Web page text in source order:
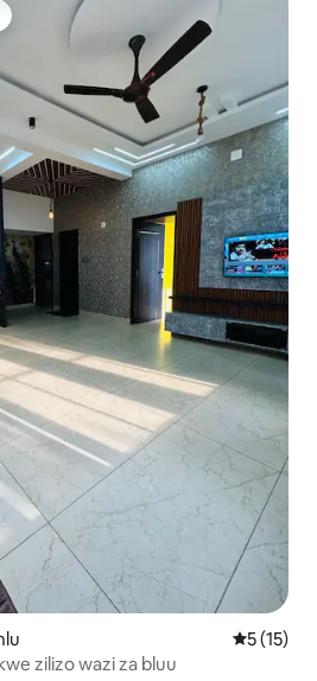
Ukadiriaji
5 (15)
zilizo wazi za bluu